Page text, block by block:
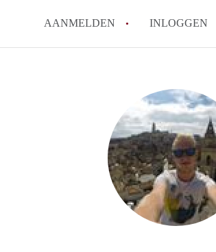
AANMELDEN INLOGGEN